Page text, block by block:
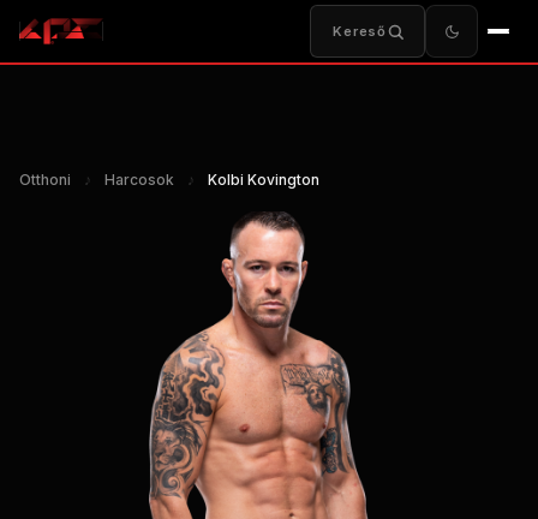
Kereső
Otthoni ♪ Harcosok ♪ Kolbi Kovington